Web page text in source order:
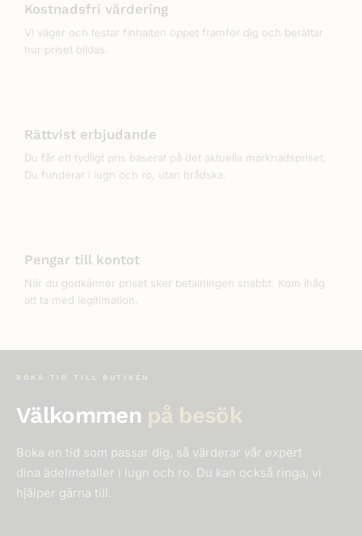
Kostnadsfri värdering
Vi väger och testar finhalten öppet framför dig och berättar
hur priset bildas.
Rättvist erbjudande
Du får ett tydligt pris baserat på det aktuella marknadspriset.
Du funderar i lugn och ro, utan brådska.
Pengar till kontot
När du godkänner priset sker betalningen snabbt. Kom ihåg
att ta med legitimation.
BOKA TID TILL BUTIKEN
Välkommen på besök
Boka en tid som passar dig, så värderar vår expert
dina ädelmetaller i lugn och ro. Du kan också ringa, vi
hjälper gärna till.